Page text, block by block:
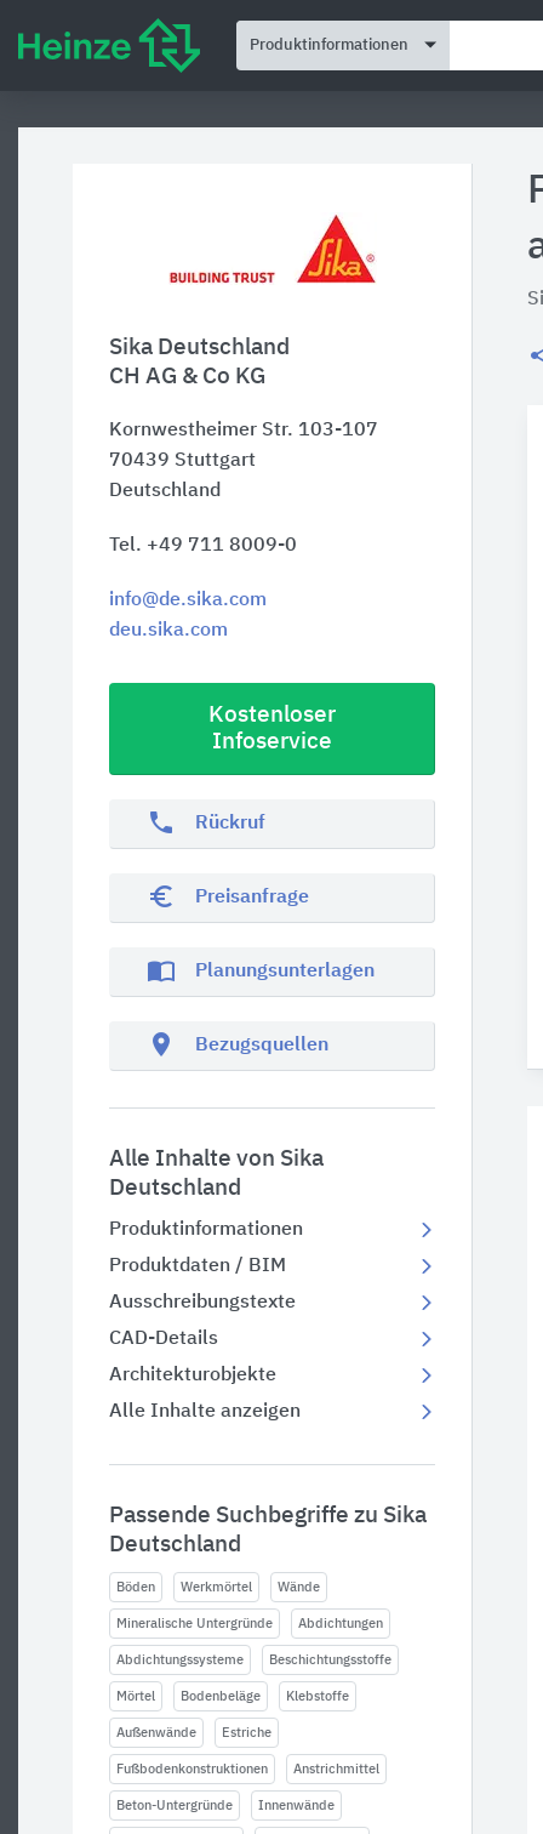
Produktinformationen
Sika Deutschland
CH AG & Co KG
Kornwestheimer Str. 103-107
70439 Stuttgart
Deutschland
Tel. +49 711 8009-0
info@de.sika.com
deu.sika.com
Kostenloser
Infoservice
phone Rückruf
euro_symbol Preisanfrage
import_contacts Planungsunterlagen
location_on Bezugsquellen
Alle Inhalte von Sika
Deutschland
Produktinformationen
Produktdaten / BIM
Ausschreibungstexte
CAD-Details
Architekturobjekte
Alle Inhalte anzeigen
Passende Suchbegriffe zu Sika
Deutschland
Böden Werkmörtel Wände
Mineralische Untergründe Abdichtungen
Abdichtungssysteme Beschichtungsstoffe
Mörtel Bodenbeläge Klebstoffe
Außenwände Estriche
Fußbodenkonstruktionen Anstrichmittel
Beton-Untergründe Innenwände